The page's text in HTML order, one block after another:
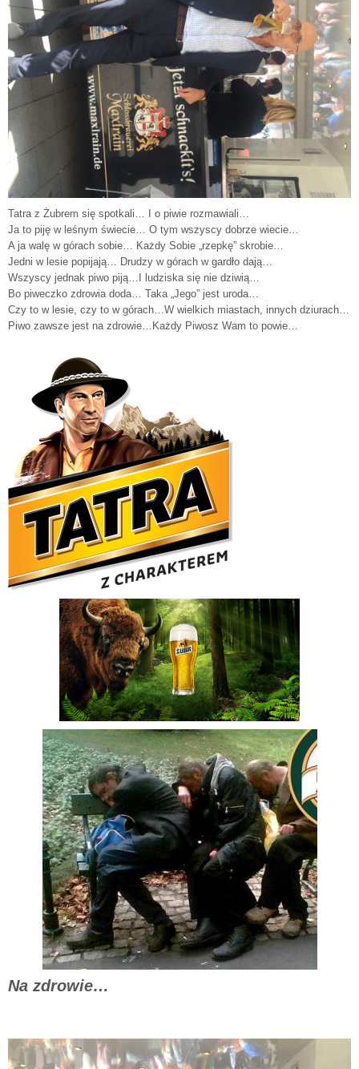
Tatra z Żubrem się spotkali… I o piwie rozmawiali…
Ja to piję w leśnym świecie… O tym wszyscy dobrze wiecie…
A ja walę w górach sobie… Każdy Sobie „rzepkę” skrobie…
Jedni w lesie popijają… Drudzy w górach w gardło dają…
Wszyscy jednak piwo piją…I ludziska się nie dziwią…
Bo piweczko zdrowia doda… Taka „Jego” jest uroda…
Czy to w lesie, czy to w górach…W wielkich miastach, innych dziurach…
Piwo zawsze jest na zdrowie…Każdy Piwosz Wam to powie…
Na zdrowie…